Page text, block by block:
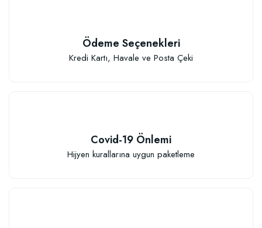
Ödeme Seçenekleri
Kredi Kartı, Havale ve Posta Çeki
Covid-19 Önlemi
Hijyen kurallarına uygun paketleme